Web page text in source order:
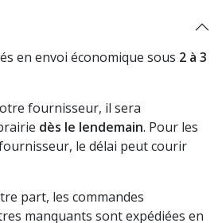
en envoi économique sous 2 à 3
fournisseur, il sera
dès le lendemain. Pour les
le délai peut courir
part, les commandes
manquants sont expédiées en